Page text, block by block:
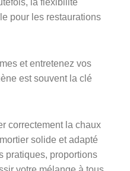
pour les restaurations
et entretenez vos
est souvent la clé